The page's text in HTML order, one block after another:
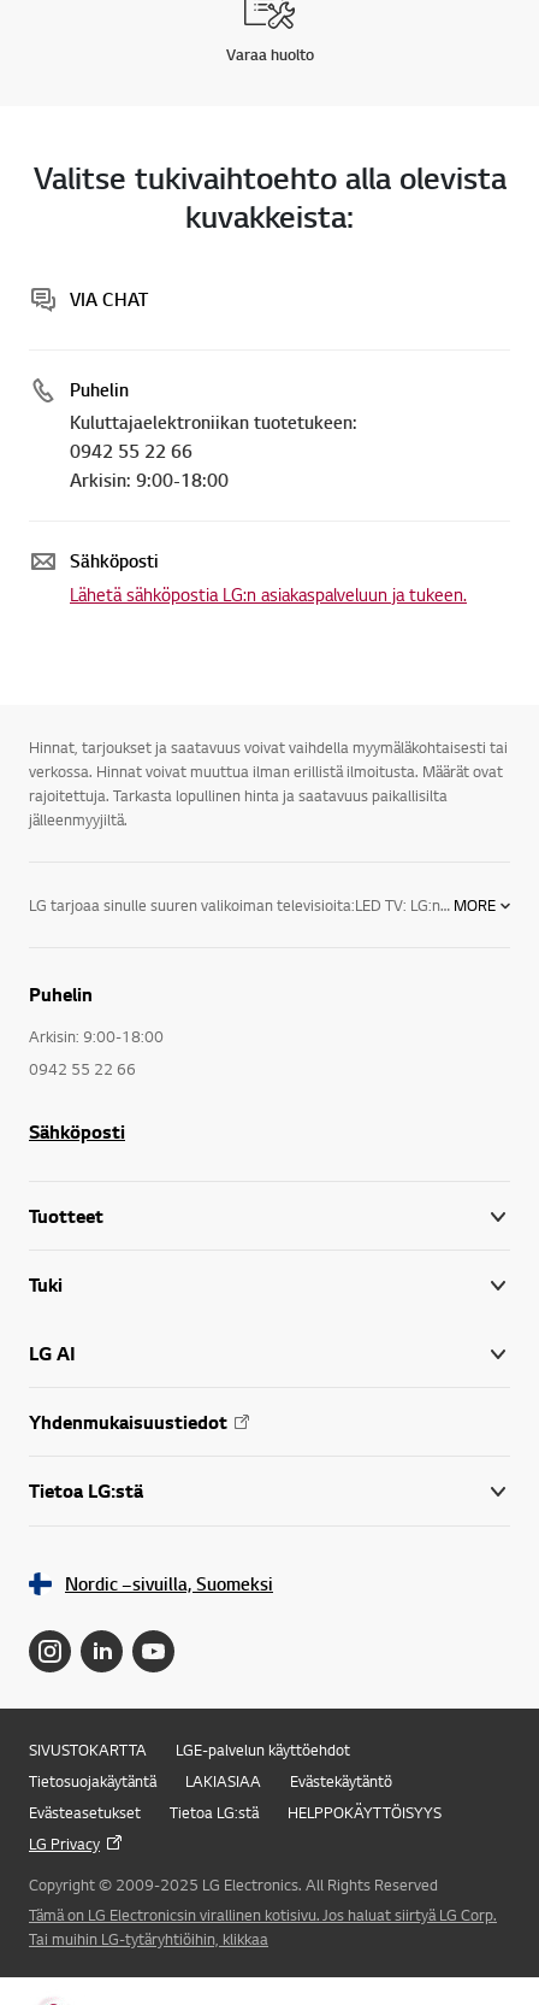
Varaa huolto
Valitse tukivaihtoehto alla olevista
kuvakkeista:
VIA CHAT
Puhelin
Kuluttajaelektroniikan tuotetukeen:
0942 55 22 66
Arkisin: 9:00-18:00
Sähköposti
Lähetä sähköpostia LG:n asiakaspalveluun ja tukeen.
Hinnat, tarjoukset ja saatavuus voivat vaihdella myymäläkohtaisesti tai
verkossa. Hinnat voivat muuttua ilman erillistä ilmoitusta. Määrät ovat
rajoitettuja. Tarkasta lopullinen hinta ja saatavuus paikallisilta
jälleenmyyjiltä.
LG tarjoaa sinulle suuren valikoiman televisioita:LED TV: LG:n LED-televisioiden designsarjan huippumalli näyttää juuri siltä kuin modernin television kuuluukin. Äärimmäisen ohuet valetut alumiinikehykset varmistavat, että televisio sopii täydellisesti joka ympäristöön.3D TV: LG:n 3D-televisio esittelee täysin uuden tason kuvanlaadulle, sillä sen tarkkuus on neljä kertaa suurempi kuin Full HD -television. Kuva on luonnollisesti uskomattoman eloisa ja tarkka, vaikka sitä katsottaisiin läheltä. LG UHD 3D -televisiot tyydyttävät katsojan tarpeet täydellisesti virheettömillä yksityiskohdilla ja nostavat näyttöjen standardin entistä korkeammalle.Smart TV: Vihdoinkin televisiossa on aina jotain hyvää katsottavaa. LG Smart TV on helpoin tapa kokea suosikkiohjelmasi, SF Anytime, Headweb, Viaplay, musiikki, sovellukset, sosiaaliset mediat ja verkkosivut. Kätevillä jakotoiminnoilla pääset käsiksi myös kotiverkossa tai älypuhelimellasi olevaan sisältöön.LG:n uuden sukupolven televisiot sekä audio- ja videolaitteet tarjoavat todellista viihdettä kaikenlaisiin televisioelämyksiin. Peli-iltoihin sopii esimerkiksi 60-tuumainen LED-taulutelevisio, ja lasten elokuvailtaa varten 42-tuumainen 3D LED -taulutelevisio. LG:n televisiot sopivat myös kaikkiin huoneisiin.LG:n televisioiden lukemattomat viihdeominaisuudet viihdyttävät sekä perhettäsi että vieraitasi. Saatavilla on myös useita lisätarvikkeita televisioita varten. LG:n televisioita on kiitelty ja ne ovat saaneet ylistäviä arvioita toiminnallisuudestaan, tehostaan sekä tyylistään. MORE
Puhelin
Arkisin: 9:00-18:00
0942 55 22 66
Sähköposti
Tuotteet
Tuki
LG AI
Yhdenmukaisuustiedot
Tietoa LG:stä
Nordic –sivuilla, Suomeksi
SIVUSTOKARTTA
LGE-palvelun käyttöehdot
Tietosuojakäytäntä
LAKIASIAA
Evästekäytäntö
Evästeasetukset
Tietoa LG:stä
HELPPOKÄYTTÖISYYS
LG Privacy
Copyright © 2009-2025 LG Electronics. All Rights Reserved
Tämä on LG Electronicsin virallinen kotisivu. Jos haluat siirtyä LG Corp.
Tai muihin LG-tytäryhtiöihin, klikkaa
Online Chat